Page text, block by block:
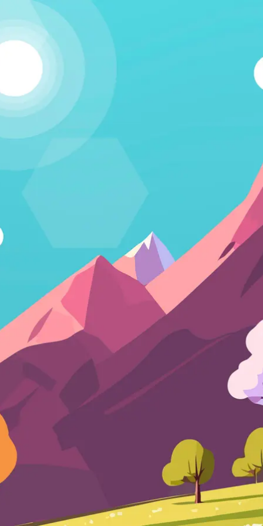
Kapcsolódj!
A Humania rendszerbe Google felhasználói fiókkal lehet
belépni. Fontos számunkra, hogy létező emberek
vegyenek a közösségünkben részt, és ezért nem lehet
csak úgy, tetszőleges e-mail címmel regisztrálni.
Belépés Google fiókkal